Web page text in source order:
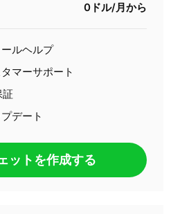
0ドル/月から
ルヘルプ
マーサポート
証
デート
ットを作成する